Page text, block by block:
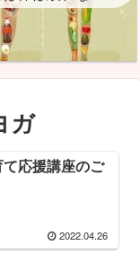
ガ
応援講座のご
2022.04.26